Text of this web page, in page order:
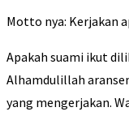
Motto nya: Kerjakan
Apakah suami ikut
Alhamdulillah
yang mengerjakan.